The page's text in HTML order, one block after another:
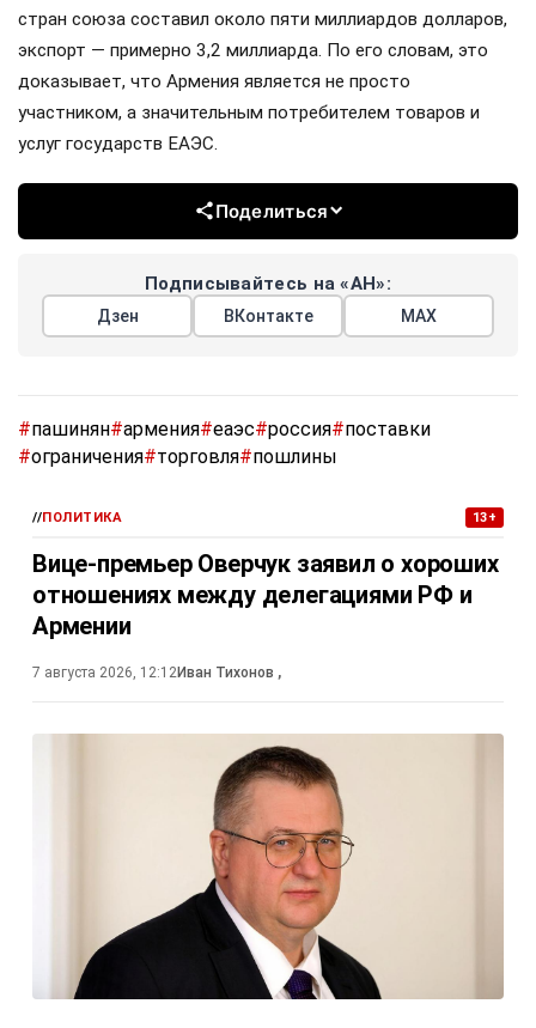
стран союза составил около пяти миллиардов долларов,
экспорт — примерно 3,2 миллиарда. По его словам, это
доказывает, что Армения является не просто
участником, а значительным потребителем товаров и
услуг государств ЕАЭС.
Поделиться
Подписывайтесь на «АН»:
Дзен ВКонтакте МАХ
#пашинян#армения#еаэс#россия#поставки
#ограничения#торговля#пошлины
//ПОЛИТИКА 13+
Вице-премьер Оверчук заявил о хороших
отношениях между делегациями РФ и
Армении
7 августа 2026, 12:12Иван Тихонов ,